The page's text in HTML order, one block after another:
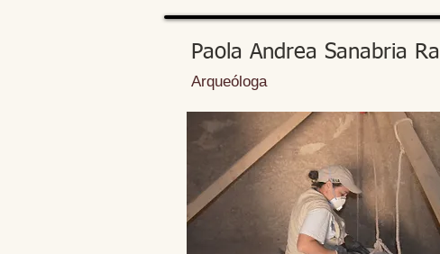
Paola Andrea Sanabria
Arqueóloga